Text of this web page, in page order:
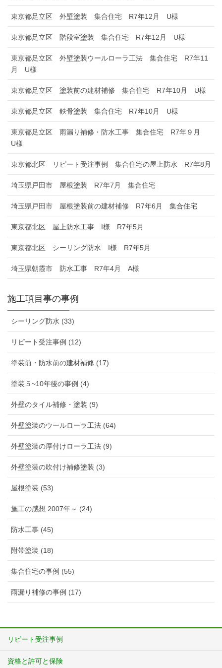
東京都足立区 外壁塗装 集合住宅 R7年12月 U様
東京都足立区 階段室塗装 集合住宅 R7年12月 U様
東京都足立区 外壁塗装ウールローラ工法 集合住宅 R7年11
月 U様
東京都足立区 塗装前の建材補修 集合住宅 R7年10月 U様
東京都足立区 鉄骨塗装 集合住宅 R7年10月 U様
東京都足立区 雨漏り補修・防水工事 集合住宅 R7年９月
U様
東京都北区 リピート受注事例 集合住宅の屋上防水 R7年8月
埼玉県戸田市 屋根塗装 R7年7月 集合住宅
埼玉県戸田市 屋根塗装前の建材補修 R7年6月 集合住宅
東京都北区 屋上防水工事 I様 R7年5月
東京都北区 シーリング防水 I様 R7年5月
埼玉県朝霞市 防水工事 R7年4月 A様
施工項目事の事例
シーリング防水 (33)
リピート受注事例 (12)
塗装前・防水前の建材補修 (17)
塗装５~10年後の事例 (4)
外壁のタイル補修・塗装 (9)
外壁塗装のウールローラ工法 (64)
外壁塗装の厚付けローラ工法 (9)
外壁塗装の吹付け補修塗装 (3)
屋根塗装 (53)
施工の感想 2007年～ (24)
防水工事 (45)
附帯塗装 (18)
集合住宅の事例 (55)
雨漏り補修の事例 (17)
リピート受注事例
資格と許可と保険